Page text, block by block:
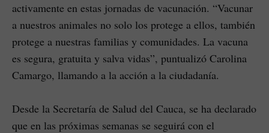
activamente en estas jornadas de vacunación. “Vacunar
a nuestros animales no solo los protege a ellos, también
protege a nuestras familias y comunidades. La vacuna
es segura, gratuita y salva vidas”, puntualizó Carolina
Camargo, llamando a la acción a la ciudadanía.
Desde la Secretaría de Salud del Cauca, se ha declarado
que en las próximas semanas se seguirá con el